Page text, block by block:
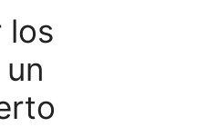
los